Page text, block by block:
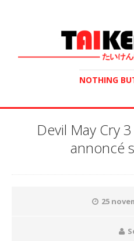
NOTHING
Devil May Cry
annoncé
25